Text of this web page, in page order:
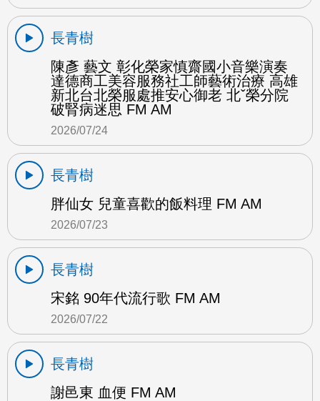
長青樹
陳彥 藝文 彰化榮家慎齋國小音樂演奏
達德商工美容服務社工師藝術治療 高雄
新北台北榮服處推安心御老 北ˇ榮分院
破腎病迷思 FM AM
2026/07/24
長青樹
胖仙女 兒童喜歡的飯料理 FM AM
2026/07/23
長青樹
宋銘 90年代流行歌 FM AM
2026/07/22
長青樹
謝邑東 血便 FM AM